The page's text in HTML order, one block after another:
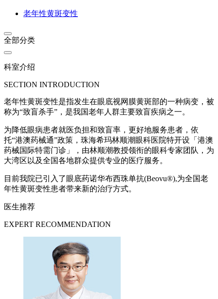
老年性黄斑变性
全部分类
科室介绍
SECTION INTRODUCTION
老年性黄斑变性是指发生在眼底视网膜黄斑部的一种病变，被
称为“致盲杀手”，是我国老年人群主要致盲疾病之一。
为降低眼病患者就医负担和致盲率，更好地服务患者，依
托“港澳药械通”政策，珠海希玛林顺潮眼科医院特开设「港澳
药械国际特需门诊」，由林顺潮教授领衔的眼科专家团队，为
大湾区以及全国各地群众提供专业的医疗服务。
目前我院已引入了眼底药诺华布西珠单抗(Beovu®),为全国老
年性黄斑变性患者带来新的治疗方式。
医生推荐
EXPERT RECOMMENDATION